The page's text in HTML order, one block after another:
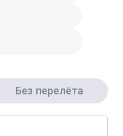
Без перелёта